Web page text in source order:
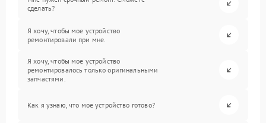
сделать?
Я хочу, чтобы мое устройство
ремонтировали при мне.
Я хочу, чтобы мое устройство
ремонтировалось только оригинальными
запчастями.
Как я узнаю, что мое устройство готово?